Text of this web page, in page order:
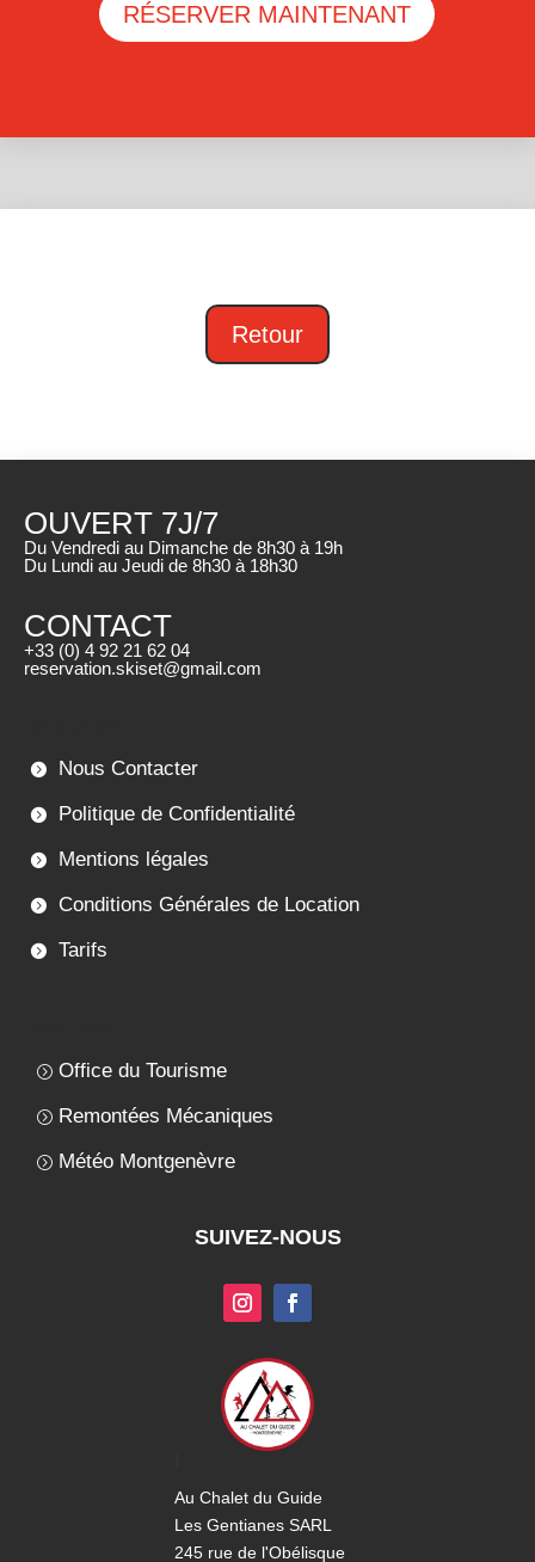
RÉSERVER MAINTENANT
Retour
OUVERT 7J/7
Du Vendredi au Dimanche de 8h30 à 19h
Du Lundi au Jeudi de 8h30 à 18h30
CONTACT
+33 (0) 4 92 21 62 04
reservation.skiset@gmail.com
Nous Contacter
Politique de Confidentialité
Mentions légales
Conditions Générales de Location
Tarifs
Office du Tourisme
Remontées Mécaniques
Météo Montgenèvre
SUIVEZ-NOUS
Au Chalet du Guide
Les Gentianes SARL
245 rue de l'Obélisque